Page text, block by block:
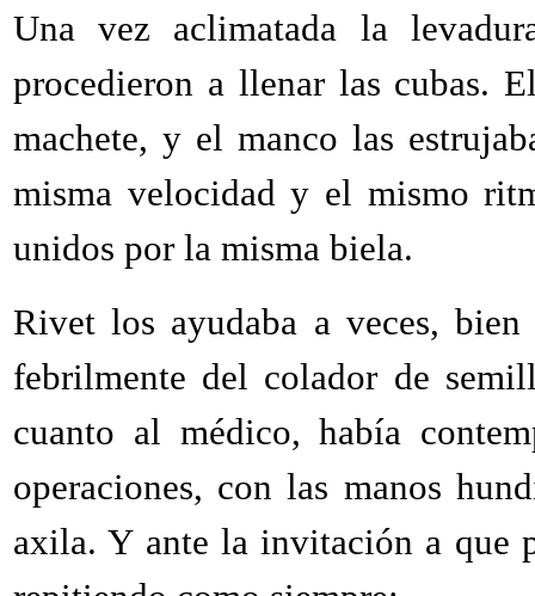
Una vez aclimatada la
procedieron a llenar las cubas.
machete, y el manco las
misma velocidad y el mismo
unidos por la misma biela.
Rivet los ayudaba a veces,
febrilmente del colador de
cuanto al médico, había
operaciones, con las manos
axila. Y ante la invitación a que